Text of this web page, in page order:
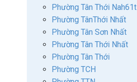
Phường Tân Thới Nah61t
Phường TânThới Nhất
Phường Tân Sơn Nhất
Phường Tân Thới Nhất
Phường Tân Thới
Phường TCH